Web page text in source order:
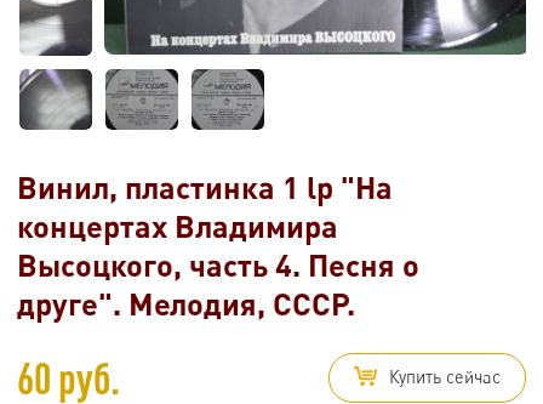
Винил, пластинка 1 lp "На
концертах Владимира
Высоцкого, часть 4. Песня о
друге". Мелодия, СССР.
60 руб. Купить сейчас